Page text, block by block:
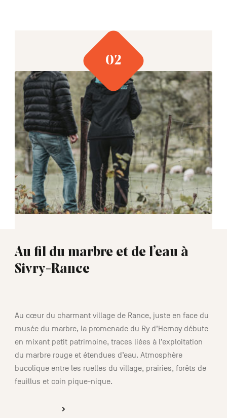
Au fil du marbre et de l’eau à
Sivry-Rance
Au cœur du charmant village de Rance, juste en face du
musée du marbre, la promenade du Ry d’Hernoy débute
en mixant petit patrimoine, traces liées à l’exploitation
du marbre rouge et étendues d’eau. Atmosphère
bucolique entre les ruelles du village, prairies, forêts de
feuillus et coin pique-nique.